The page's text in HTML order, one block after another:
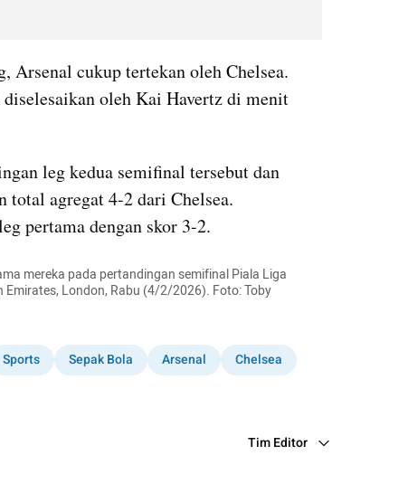
Arsenal cukup tertekan oleh Chelsea.
leg kedua semifinal tersebut dan
total agregat 4-2 dari Chelsea.
pertama dengan skor 3-2.
mereka pada pertandingan semifinal Piala Liga
London, Rabu (4/2/2026). Foto: Toby
Sports Sepak Bola Arsenal
Chelsea
Tim Editor